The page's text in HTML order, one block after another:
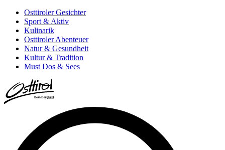
Osttiroler Gesichter
Sport & Aktiv
Kulinarik
Osttiroler Abenteuer
Natur & Gesundheit
Kultur & Tradition
Must Dos & Sees